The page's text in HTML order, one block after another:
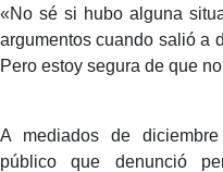
«No sé si hubo alguna
argumentos cuando salió a
Pero estoy segura de que
A mediados de
público que denunció